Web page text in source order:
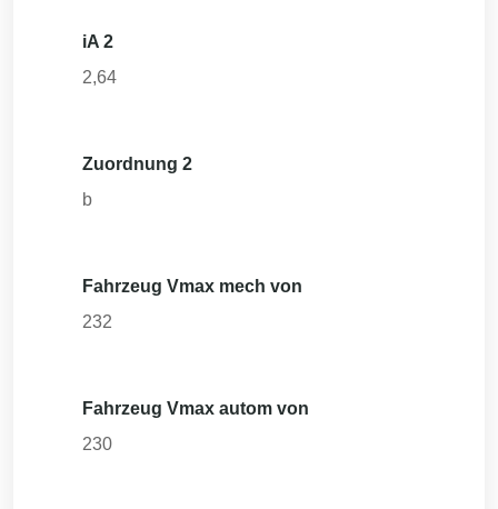
iA 2
2,64
Zuordnung 2
b
Fahrzeug Vmax mech von
232
Fahrzeug Vmax autom von
230